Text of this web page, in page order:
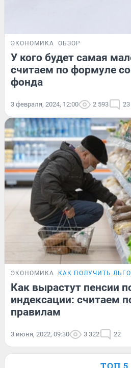
ЭКОНОМИКА ОБЗОР
У кого будет самая
считаем по формуле
фонда
3 февраля, 2024, 12:00 2 593 23
ЭКОНОМИКА КАК ПОЛУЧИТЬ
Как вырастут пенсии
индексации: считаем
правилам
3 июня, 2022, 09:30 3 322 22
ТОП 5